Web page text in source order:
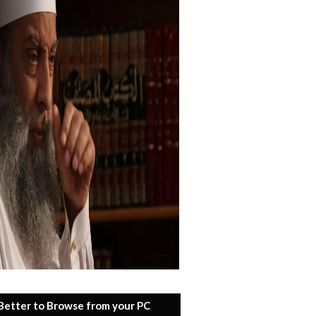
to Browse from your PC